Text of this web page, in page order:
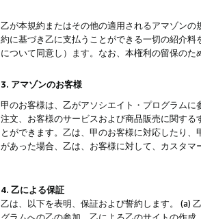
乙が本規約またはその他の適用されるアマゾン
約に基づき乙に支払うことができる一切の紹介
について同意し）ます。なお、本権利の留保の
3. アマゾンのお客様
甲のお客様は、乙がアソシエイト・プログラム
注文、お客様のサービスおよび商品販売に関す
とができます。乙は、甲のお客様に対応したり
があった場合、乙は、お客様に対して、カスタマ
4. 乙による保証
乙は、以下を表明、保証および誓約します。 (a)